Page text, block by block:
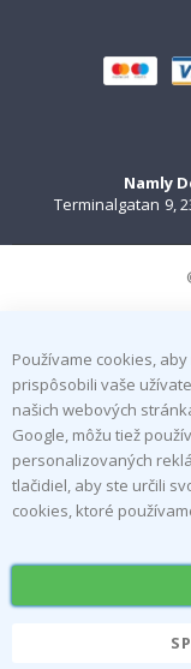
Namly
Terminalgatan 9,
Používame cookies,
prispôsobili vaše
našich webových
Google, môžu tiež
personalizovaných
tlačidiel, aby ste určili
cookies, ktoré